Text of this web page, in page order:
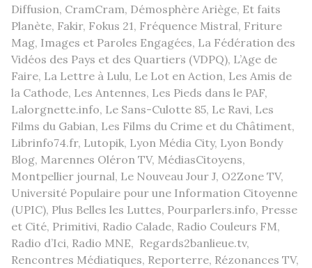
Diffusion, CramCram, Démosphère Ariège, Et faits
Planète, Fakir, Fokus 21, Fréquence Mistral, Friture
Mag, Images et Paroles Engagées, La Fédération des
Vidéos des Pays et des Quartiers (VDPQ), L’Age de
Faire, La Lettre à Lulu, Le Lot en Action, Les Amis de
la Cathode, Les Antennes, Les Pieds dans le PAF,
Lalorgnette.info, Le Sans-Culotte 85, Le Ravi, Les
Films du Gabian, Les Films du Crime et du Châtiment,
Librinfo74.fr, Lutopik, Lyon Média City, Lyon Bondy
Blog, Marennes Oléron TV, MédiasCitoyens,
Montpellier journal, Le Nouveau Jour J, O2Zone TV,
Université Populaire pour une Information Citoyenne
(UPIC), Plus Belles les Luttes, Pourparlers.info, Presse
et Cité, Primitivi, Radio Calade, Radio Couleurs FM,
Radio d’Ici, Radio MNE, Regards2banlieue.tv,
Rencontres Médiatiques, Reporterre, Rézonances TV,